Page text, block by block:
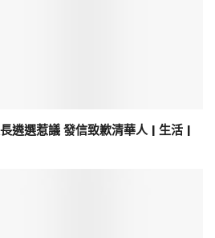
遴選惹議 發信致歉清華人 | 生活 |